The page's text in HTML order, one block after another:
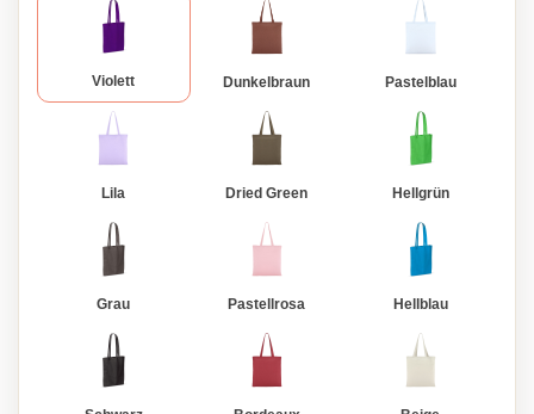
Violett Dunkelbraun Pastelblau
Lila Dried Green Hellgrün
Grau Pastellrosa Hellblau